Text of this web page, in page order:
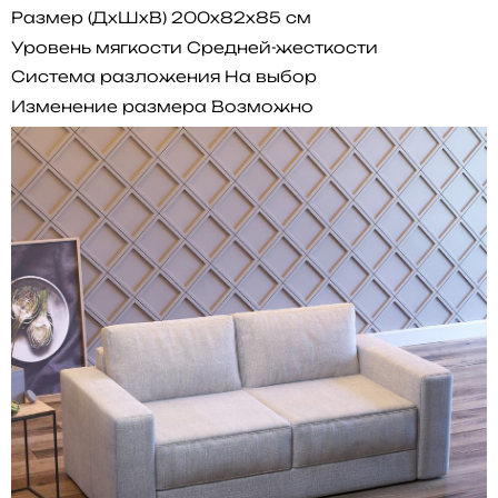
Размер (ДхШхВ) 200x82x85 см
Уровень мягкости Средней-жесткости
Система разложения На выбор
Изменение размера Возможно